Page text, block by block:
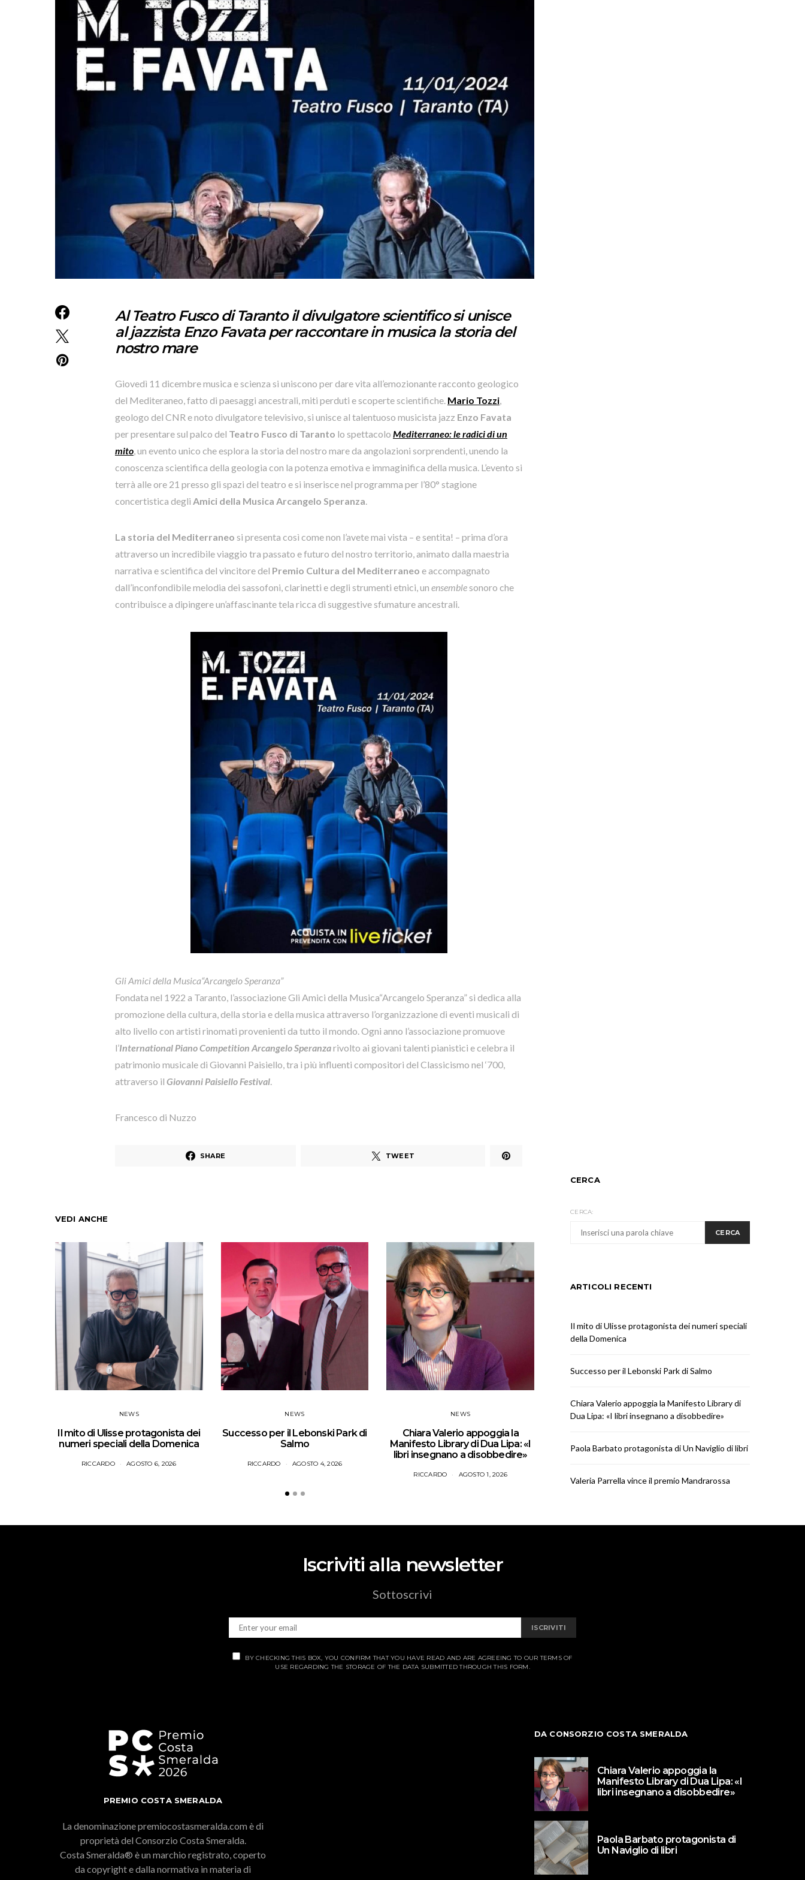
Al Teatro Fusco di Taranto il divulgatore scientifico si unisce
al jazzista Enzo Favata per raccontare in musica la storia del
nostro mare
Giovedì 11 dicembre musica e scienza si uniscono per dare vita all’emozionante racconto geologico
del Mediteraneo, fatto di paesaggi ancestrali, miti perduti e scoperte scientifiche. Mario Tozzi,
geologo del CNR e noto divulgatore televisivo, si unisce al talentuoso musicista jazz Enzo Favata
per presentare sul palco del Teatro Fusco di Taranto lo spettacolo Mediterraneo: le radici di un
mito, un evento unico che esplora la storia del nostro mare da angolazioni sorprendenti, unendo la
conoscenza scientifica della geologia con la potenza emotiva e immaginifica della musica. L’evento si
terrà alle ore 21 presso gli spazi del teatro e si inserisce nel programma per l’80° stagione
concertistica degli Amici della Musica Arcangelo Speranza.
La storia del Mediterraneo si presenta così come non l’avete mai vista – e sentita! – prima d’ora
attraverso un incredibile viaggio tra passato e futuro del nostro territorio, animato dalla maestria
narrativa e scientifica del vincitore del Premio Cultura del Mediterraneo e accompagnato
dall’inconfondibile melodia dei sassofoni, clarinetti e degli strumenti etnici, un ensemblesonoro che
contribuisce a dipingere un’affascinante tela ricca di suggestive sfumature ancestrali.
Gli Amici della Musica“Arcangelo Speranza”
Fondata nel 1922 a Taranto, l’associazione Gli Amici della Musica“Arcangelo Speranza” si dedica alla
promozione della cultura, della storia e della musica attraverso l’organizzazione di eventi musicali di
alto livello con artisti rinomati provenienti da tutto il mondo. Ogni anno l’associazione promuove
l’International Piano Competition Arcangelo Speranzarivolto ai giovani talenti pianistici e celebra il
patrimonio musicale di Giovanni Paisiello, tra i più influenti compositori del Classicismo nel ‘700,
attraverso il Giovanni Paisiello Festival.
Francesco di Nuzzo
SHARE TWEET
VEDI ANCHE
NEWS
Il mito di Ulisse protagonista dei
numeri speciali della Domenica
RICCARDO AGOSTO 6, 2026
NEWS
Successo per il Lebonski Park di
Salmo
RICCARDO AGOSTO 4, 2026
NEWS
Chiara Valerio appoggia la
Manifesto Library di Dua Lipa: «I
libri insegnano a disobbedire»
RICCARDO AGOSTO 1, 2026
NEWS
Un Naviglio di libri
CERCA
CERCA:
CERCA
ARTICOLI RECENTI
Il mito di Ulisse protagonista dei numeri speciali
della Domenica
Successo per il Lebonski Park di Salmo
Chiara Valerio appoggia la Manifesto Library di
Dua Lipa: «I libri insegnano a disobbedire»
Paola Barbato protagonista di Un Naviglio di libri
Valeria Parrella vince il premio Mandrarossa
Iscriviti alla newsletter
Sottoscrivi
ISCRIVITI
BY CHECKING THIS BOX, YOU CONFIRM THAT YOU HAVE READ AND ARE AGREEING TO OUR TERMS OF
USE REGARDING THE STORAGE OF THE DATA SUBMITTED THROUGH THIS FORM.
PREMIO COSTA SMERALDA
La denominazione premiocostasmeralda.com è di
proprietà del Consorzio Costa Smeralda.
Costa Smeralda® è un marchio registrato, coperto
da copyright e dalla normativa in materia di
DA CONSORZIO COSTA SMERALDA
Chiara Valerio appoggia la
Manifesto Library di Dua Lipa: «I
libri insegnano a disobbedire»
Paola Barbato protagonista di
Un Naviglio di libri